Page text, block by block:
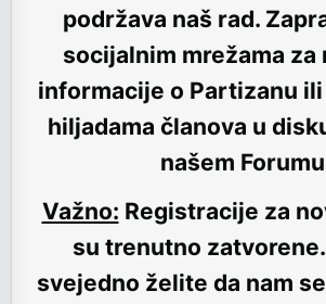
podržava naš rad.
socijalnim mrežama za
informacije o Partizanu
hiljadama članova u
našem Forumu
Važno: Registracije za
su trenutno zatvorene
svejedno želite da nam